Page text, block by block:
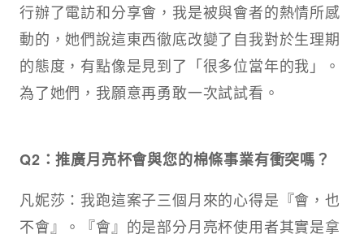
行辦了電訪和分享會，我是被與會者的熱情所感
動的，她們說這東西徹底改變了自我對於生理期
的態度，有點像是見到了「很多位當年的我」。
為了她們，我願意再勇敢一次試試看。
Q2：推廣月亮杯會與您的棉條事業有衝突嗎？
凡妮莎：我跑這案子三個月來的心得是『會，也
不會』。『會』的是部分月亮杯使用者其實是拿